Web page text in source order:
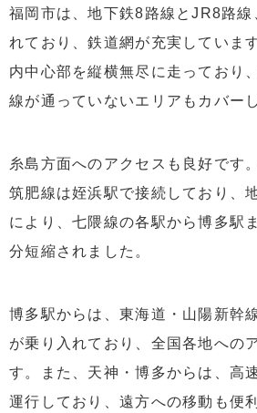
福岡市は、地下鉄8路線とJR8路線
れており、鉄道網が充実していま
内中心部を縦横無尽に走っており
線が通っていないエリアもカバー
糸島方面へのアクセスも良好です
筑肥線は姪浜駅で接続しており、
により、七隈線の各駅から博多駅
分短縮されました。
博多駅からは、東海道・山陽新幹
が乗り入れており、全国各地への
す。また、天神・博多からは、高
運行しており、遠方への移動も便